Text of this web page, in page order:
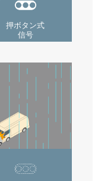
押ボタン式
信号